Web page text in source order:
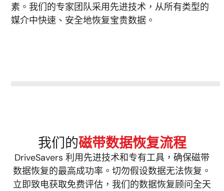
素。我们的专家团队采用先进技术，从所有类型的
媒介中快速、安全地恢复宝贵数据。
我们的磁带数据恢复流程
DriveSavers 利用先进技术和专有工具，确保磁带
数据恢复的最高成功率。切勿假设数据无法恢复。
立即致电获取免费评估，我们的数据恢复顾问全天